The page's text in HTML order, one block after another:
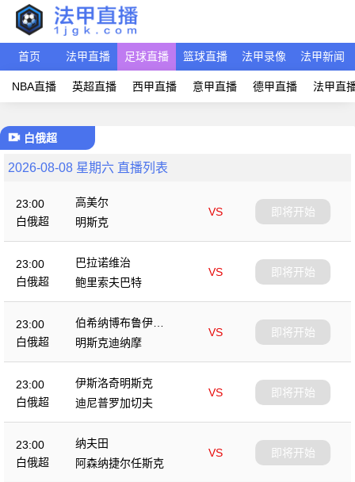
首页 法甲直播 足球直播 篮球直播 法甲录像 法甲新闻
NBA直播 英超直播 西甲直播 意甲直播 德甲直播 法甲直
白俄超
2026-08-08 星期六 直播列表
23:00
白俄超
高美尔
VS
明斯克
即将开始
23:00
白俄超
巴拉诺维治
VS
鲍里索夫巴特
即将开始
23:00
白俄超
伯希纳博布鲁伊斯
克
VS
明斯克迪纳摩
即将开始
23:00
白俄超
伊斯洛奇明斯克
VS
迪尼普罗加切夫
即将开始
23:00
白俄超
纳夫田
VS
阿森纳捷尔任斯克
即将开始